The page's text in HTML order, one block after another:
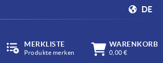
DE
MERKLISTE
Produkte merken
WARENKORB
0,00 €